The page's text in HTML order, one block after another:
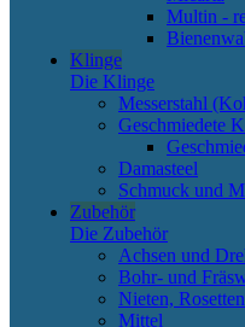
Multin -
Klinge
Die Klinge
Messerstahl
Geschmiedete
Damasteel
Schmuck und
Zubehör
Die Zubehör
Achsen und
Bohr- und
Nieten,
Mittel